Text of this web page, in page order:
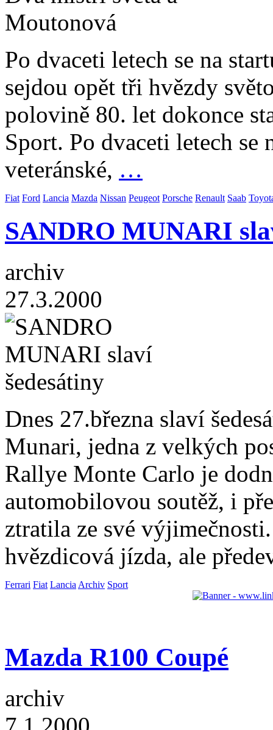
Po dvaceti letech se na
sejdou opět tři hvězdy
polovině 80. let dokonce
Sport. Po dvaceti letech
veteránské, …
Fiat Ford Lancia Mazda Nissan Peugeot Porsche Renault Saab
SANDRO MUNARI
archiv
27.3.2000
Dnes 27.března slaví
Munari, jedna z velkých
Rallye Monte Carlo je
automobilovou soutěž, i
ztratila ze své
hvězdicová jízda, ale
Ferrari Fiat Lancia Archiv Sport
Mazda R100 Coupé
archiv